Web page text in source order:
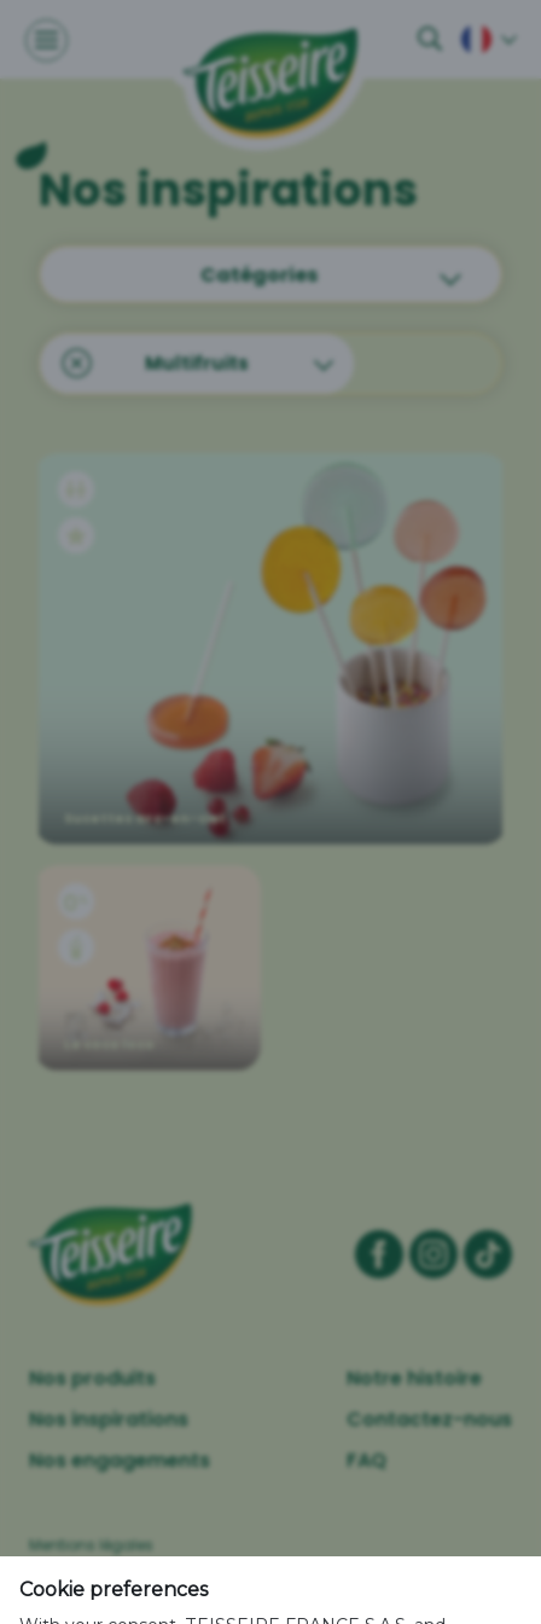
Nos inspirations
Catégories
Multifruits
Sucettes arc-en-ciel
Nos produits
Nos inspirations
Nos engagements
Notre histoire
Contactez-nous
FAQ
Politique relative aux cookies
Cookie preferences